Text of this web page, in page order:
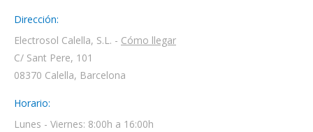
Dirección:
Electrosol Calella, S.L. - Cómo llegar
C/ Sant Pere, 101
08370 Calella, Barcelona
Horario:
Lunes - Viernes: 8:00h a 16:00h